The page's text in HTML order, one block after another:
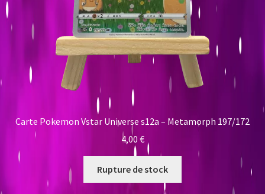
Carte Pokemon Vstar Universe s12a – Metamorph 197/172
4,00 €
Rupture de stock